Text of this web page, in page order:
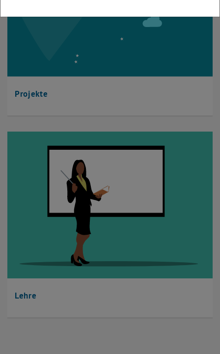
Projekte
Lehre